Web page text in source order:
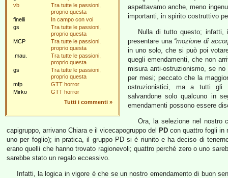
vb
Tra tutte le passioni,
proprio questa
finelli
In campo con voi
gs
Tra tutte le passioni,
proprio questa
MCP
Tra tutte le passioni,
proprio questa
.mau.
Tra tutte le passioni,
proprio questa
gs
Tra tutte le passioni,
proprio questa
mfp
GTT horror
Mirko
GTT horror
Tutti i commenti »
aspettavamo anche, meno
importanti, in spirito costruttivo
Nulla di tutto questo; infatti,
presentare una “mozione di
in uno solo, che si può poi
quegli emendamenti, che non
misura anti-ostruzionismo, se
per mesi; peccato che la
ostruzionistici, ma a tutti gli
salvandone solo qualcuno in
emendamenti possono essere
Ora, la selezione nel nostro
capigruppo, arrivano Chiara e il vicecapogruppo del PD con quattro fogli in
uno per foglio); in pratica, il gruppo PD si è riunito e ha deciso di
erano quelli che hanno trovato ragionevoli; quattro perché zero o uno
sarebbe stato un regalo eccessivo.
Infatti, la logica in vigore è che se un nostro emendamento di buon